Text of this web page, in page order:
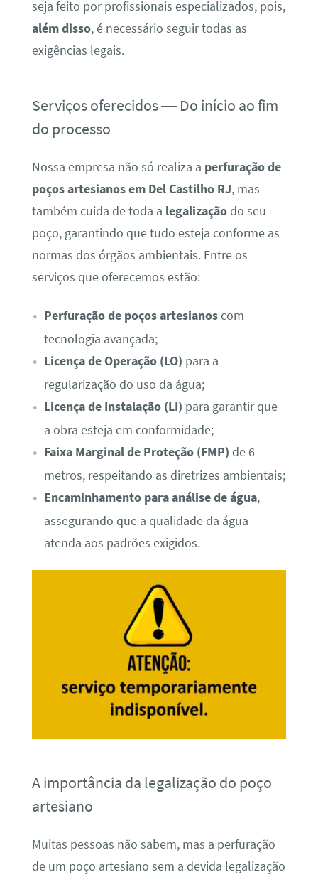
seja feito por profissionais especializados, pois,
além disso, é necessário seguir todas as
exigências legais.
Serviços oferecidos — Do início ao fim
do processo
Nossa empresa não só realiza a perfuração de
poços artesianos em Del Castilho RJ, mas
também cuida de toda a legalizaçãodo seu
poço, garantindo que tudo esteja conforme as
normas dos órgãos ambientais. Entre os
serviços que oferecemos estão:
Perfuração de poços artesianoscom
tecnologia avançada;
Licença de Operação (LO) para a
regularização do uso da água;
Licença de Instalação (LI) para garantir que
a obra esteja em conformidade;
Faixa Marginal de Proteção (FMP) de 6
metros, respeitando as diretrizes ambientais;
Encaminhamento para análise de água,
assegurando que a qualidade da água
atenda aos padrões exigidos.
A importância da legalização do poço
artesiano
Muitas pessoas não sabem, mas a perfuração
de um poço artesiano sem a devida legalização